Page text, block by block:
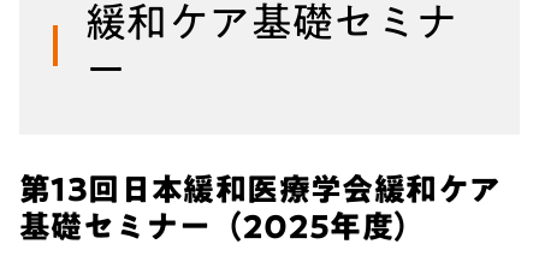
緩和ケア基礎セミナ
ー
第13回日本緩和医療学会緩和ケア
基礎セミナー（2025年度）